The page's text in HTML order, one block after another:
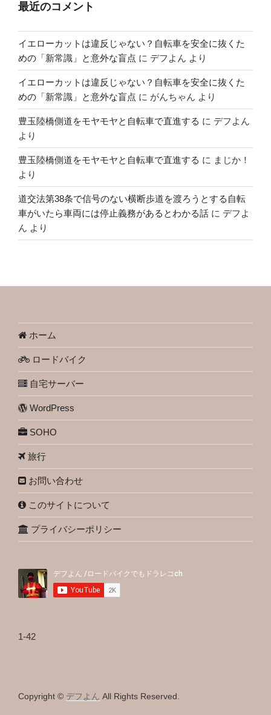
最近のコメント
イエローカットは違反じゃない？自転車を安全に抜くた
めの「新常識」と意外な盲点 に デフよん より
イエローカットは違反じゃない？自転車を安全に抜くた
めの「新常識」と意外な盲点 に がんちゃん より
豊玉陸橋側道をモヤモヤと自転車で直進する に デフよん
より
豊玉陸橋側道をモヤモヤと自転車で直進する に まじか！
より
道交法第38条で信号のない横断歩道を渡ろうとする自転
車がいたら車両には停止義務があるとわかる話 に デフよ
ん より
ホーム
ロードバイク
自宅サーバー
WordPress
SOHO
旅行
お問い合わせ
このサイトについて
プライバシーポリシー
1-42
Copyright © デフよん All Rights Reserved.